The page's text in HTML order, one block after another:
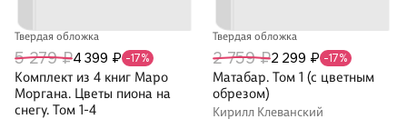
Твердая обложка
5 279 ₽4 399 ₽ -17%
Комплект из 4 книг Маро
Моргана. Цветы пиона на
снегу. Том 1-4
Твердая обложка
2 759 ₽2 299 ₽ -17%
Матабар. Том 1 (с цветным
обрезом)
Кирилл Клеванский